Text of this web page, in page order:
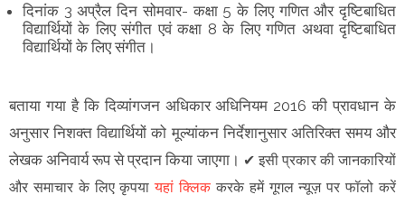
दिनांक 3 अप्रैल दिन सोमवार- कक्षा 5 के लिए गणित और दृष्टिबाधित
विद्यार्थियों के लिए संगीत एवं कक्षा 8 के लिए गणित अथवा दृष्टिबाधित
विद्यार्थियों के लिए संगीत।
बताया गया है कि दिव्यांगजन अधिकार अधिनियम 2016 की प्रावधान के
अनुसार निशक्त विद्यार्थियों को मूल्यांकन निर्देशानुसार अतिरिक्त समय और
लेखक अनिवार्य रूप से प्रदान किया जाएगा। ✔ इसी प्रकार की जानकारियों
और समाचार के लिए कृपयायहां क्लिक करके हमें गूगल न्यूज़ पर फॉलो करें